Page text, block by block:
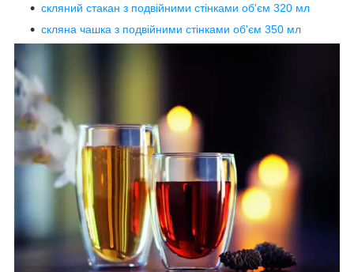
скляний стакан з подвійними стінками об'єм 320 мл
скляна чашка з подвійними стінками об'єм 350 мл